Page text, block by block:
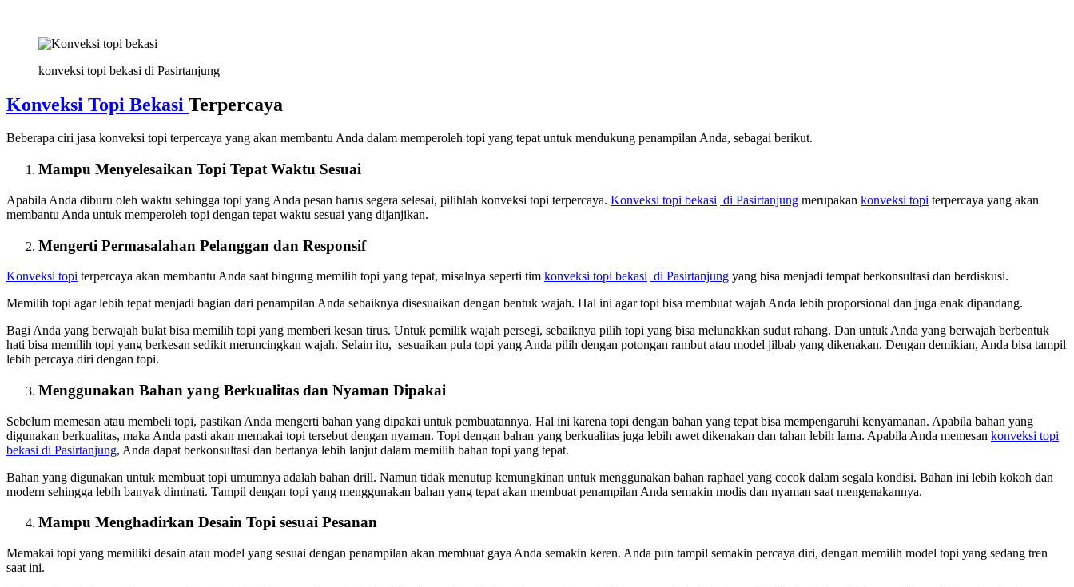
konveksi topi bekasi di Pasirtanjung
Konveksi Topi Bekasi Terpercaya
Beberapa ciri jasa konveksi topi terpercaya yang akan membantu Anda dalam memperoleh topi yang tepat untuk mendukung penampilan Anda, sebagai berikut.
Mampu Menyelesaikan Topi Tepat Waktu Sesuai
Apabila Anda diburu oleh waktu sehingga topi yang Anda pesan harus segera selesai, pilihlah konveksi topi terpercaya. Konveksi topi bekasi di Pasirtanjung merupakan konveksi topi terpercaya yang akan
membantu Anda untuk memperoleh topi dengan tepat waktu sesuai yang dijanjikan.
Mengerti Permasalahan Pelanggan dan Responsif
Konveksi topi terpercaya akan membantu Anda saat bingung memilih topi yang tepat, misalnya seperti tim konveksi topi bekasi di Pasirtanjung yang bisa menjadi tempat berkonsultasi dan berdiskusi.
Memilih topi agar lebih tepat menjadi bagian dari penampilan Anda sebaiknya disesuaikan dengan bentuk wajah. Hal ini agar topi bisa membuat wajah Anda lebih proporsional dan juga enak dipandang.
Bagi Anda yang berwajah bulat bisa memilih topi yang memberi kesan tirus. Untuk pemilik wajah persegi, sebaiknya pilih topi yang bisa melunakkan sudut rahang. Dan untuk Anda yang berwajah berbentuk
hati bisa memilih topi yang berkesan sedikit meruncingkan wajah. Selain itu, sesuaikan pula topi yang Anda pilih dengan potongan rambut atau model jilbab yang dikenakan. Dengan demikian, Anda bisa tampil
lebih percaya diri dengan topi.
Menggunakan Bahan yang Berkualitas dan Nyaman Dipakai
Sebelum memesan atau membeli topi, pastikan Anda mengerti bahan yang dipakai untuk pembuatannya. Hal ini karena topi dengan bahan yang tepat bisa mempengaruhi kenyamanan. Apabila bahan yang
digunakan berkualitas, maka Anda pasti akan memakai topi tersebut dengan nyaman. Topi dengan bahan yang berkualitas juga lebih awet dikenakan dan tahan lebih lama. Apabila Anda memesan konveksi topi
bekasi di Pasirtanjung, Anda dapat berkonsultasi dan bertanya lebih lanjut dalam memilih bahan topi yang tepat.
Bahan yang digunakan untuk membuat topi umumnya adalah bahan drill. Namun tidak menutup kemungkinan untuk menggunakan bahan raphael yang cocok dalam segala kondisi. Bahan ini lebih kokoh dan
modern sehingga lebih banyak diminati. Tampil dengan topi yang menggunakan bahan yang tepat akan membuat penampilan Anda semakin modis dan nyaman saat mengenakannya.
Mampu Menghadirkan Desain Topi sesuai Pesanan
Memakai topi yang memiliki desain atau model yang sesuai dengan penampilan akan membuat gaya Anda semakin keren. Anda pun tampil semakin percaya diri, dengan memilih model topi yang sedang tren
saat ini.